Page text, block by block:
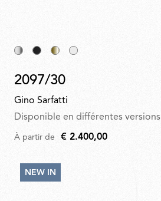
2097/30
Gino Sarfatti
Disponible en différentes versions
À partir de € 2.400,00
NEW IN